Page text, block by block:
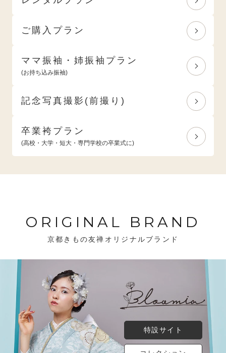
ご購入プラン
ママ振袖・姉振袖プラン
(お持ち込み振袖)
記念写真撮影(前撮り)
卒業袴プラン
(高校・大学・短大・専門学校の卒業式に)
ORIGINAL BRAND
京都きもの友禅オリジナルブランド
特設サイト